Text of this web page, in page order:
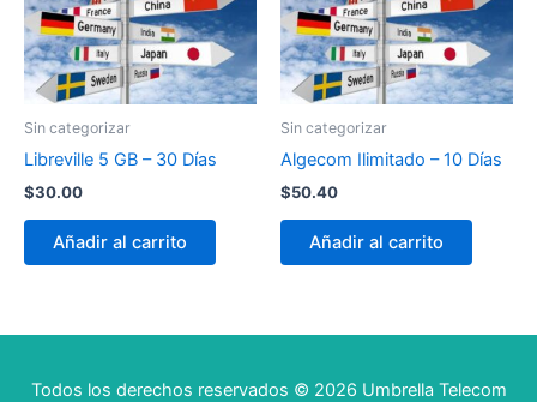
Sin categorizar
Libreville 5 GB – 30 Días
$30.00
Añadir al carrito
Sin categorizar
Algecom Ilimitado – 10 Días
$50.40
Añadir al carrito
Todos los derechos reservados © 2026 Umbrella Telecom